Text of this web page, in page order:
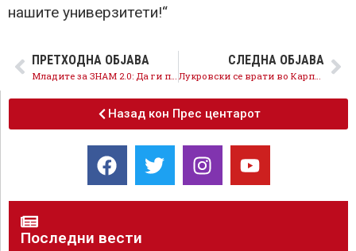
нашите универзитети!“
ПРЕТХОДНА ОБЈАВА
Младите за ЗНАМ 2.0: Да ги погледнеме во очи оние кои зад затворени врати ја кројат нашата иднина
СЛЕДНА ОБЈАВА
Лукровски се врати во Карпош: Значи прифати да одговара за Мицкоски?
Назад кон Прес центарот
Последни вести